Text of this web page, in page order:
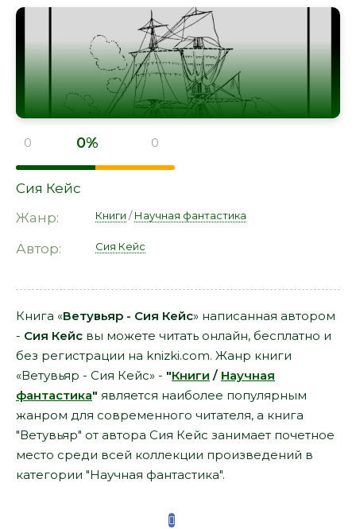
0 0% 0
Сия Кейс
Жанр:
Книги /Научная фантастика
Автор: Сия Кейс
Книга «Ветувьяр - Сия Кейс» написанная автором
- Сия Кейс вы можете читать онлайн, бесплатно и
без регистрации на knizki.com. Жанр книги
«Ветувьяр - Сия Кейс» - "Книги / Научная
фантастика" является наиболее популярным
жанром для современного читателя, а книга
"Ветувьяр" от автора Сия Кейс занимает почетное
место среди всей коллекции произведений в
категории "Научная фантастика".